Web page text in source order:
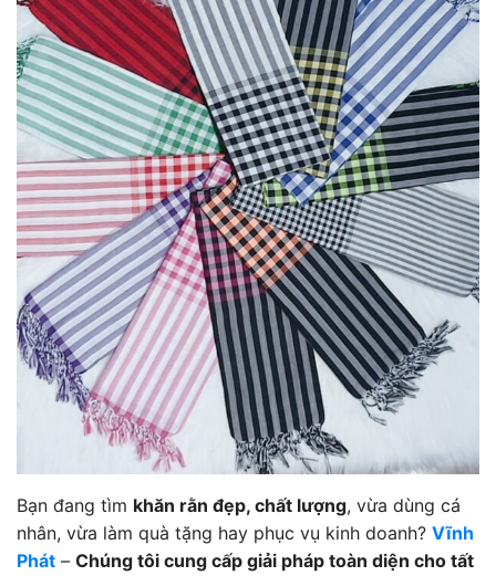
Bạn đang tìm khăn rằn đẹp, chất lượng, vừa dùng cá
nhân, vừa làm quà tặng hay phục vụ kinh doanh? Vĩnh
Phát – Chúng tôi cung cấp giải pháp toàn diện cho tất